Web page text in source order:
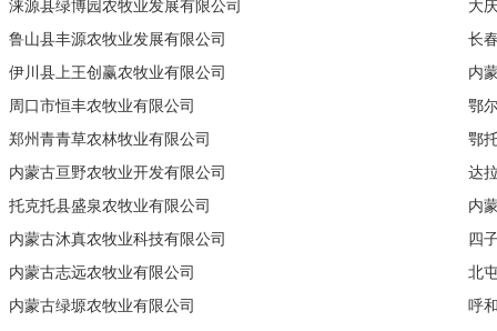
鲁山县丰源农牧业发展有限公司
伊川县上王创赢农牧业有限公司
周口市恒丰农牧业有限公司
郑州青青草农林牧业有限公司
内蒙古亘野农牧业开发有限公司
托克托县盛泉农牧业有限公司
内蒙古沐真农牧业科技有限公司
内蒙古志远农牧业有限公司
内蒙古绿塬农牧业有限公司
长
内
鄂
鄂
达
内
四
北
呼